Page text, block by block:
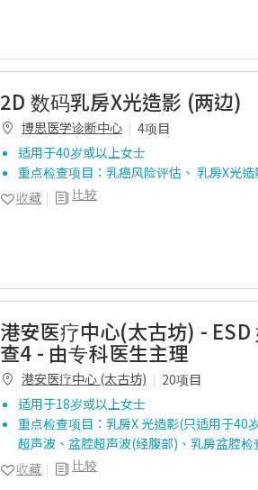
2D 数码乳房X光造影 (两边)
博思医学诊断中心
4项目
适用于40岁或以上女士
重点检查项目：乳癌风险评估、 乳房X光造
比较
收藏
港安医疗中心(太古坊) - ESD
查4 - 由专科医生主理
港安医疗中心 (太古坊)
20项目
适用于18岁或以上女士
重点检查项目：乳房X 光造影(只适用于40
超声波、盆腔超声波(经腹部)、乳房盆腔检
比较
收藏